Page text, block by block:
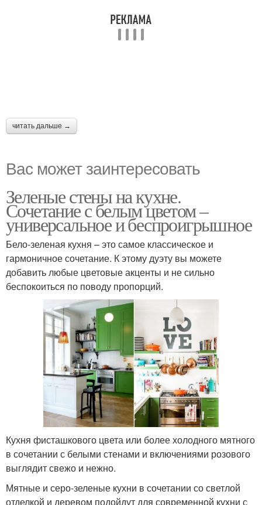
читать дальше →
Вас может заинтересовать
Зеленые стены на кухне.
Сочетание с белым цветом –
универсальное и беспроигрышное
Бело-зеленая кухня – это самое классическое и
гармоничное сочетание. К этому дуэту вы можете
добавить любые цветовые акценты и не сильно
беспокоиться по поводу пропорций.
Кухня фисташкового цвета или более холодного мятного
в сочетании с белыми стенами и включениями розового
выглядит свежо и нежно.
Мятные и серо-зеленые кухни в сочетании со светлой
отделкой и деревом подойдут для современной кухни с